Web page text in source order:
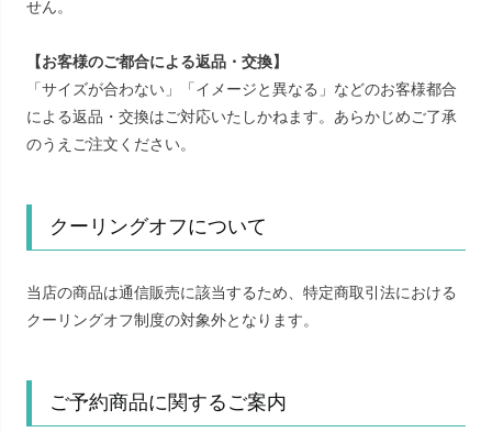
せん。
【お客様のご都合による返品・交換】
「サイズが合わない」「イメージと異なる」などのお客様都合
による返品・交換はご対応いたしかねます。あらかじめご了承
のうえご注文ください。
クーリングオフについて
当店の商品は通信販売に該当するため、特定商取引法における
クーリングオフ制度の対象外となります。
ご予約商品に関するご案内